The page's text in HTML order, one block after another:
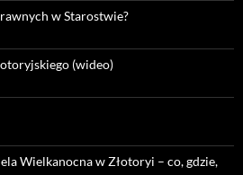
w Starostwie?
(wideo)
Wielkanocna w Złotoryi – co, gdzie,